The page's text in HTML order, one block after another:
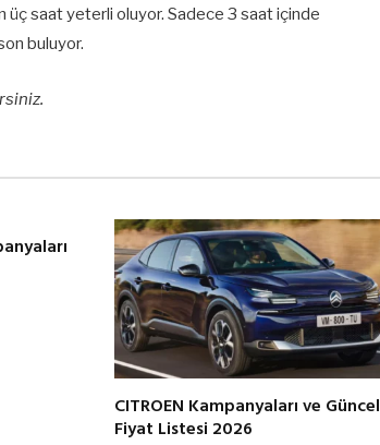
üç saat yeterli oluyor. Sadece 3 saat içinde
buluyor.
CITROEN Kampanyaları ve Güncel
Fiyat Listesi 2026